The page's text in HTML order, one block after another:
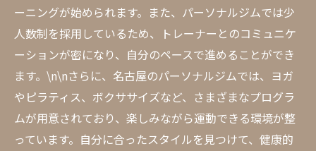
ーニングが始められます。また、パーソナルジムでは少
人数制を採用しているため、トレーナーとのコミュニケ
ーションが密になり、自分のペースで進めることができ
ます。\n\nさらに、名古屋のパーソナルジムでは、ヨガ
やピラティス、ボクササイズなど、さまざまなプログラ
ムが用意されており、楽しみながら運動できる環境が整
っています。自分に合ったスタイルを見つけて、健康的